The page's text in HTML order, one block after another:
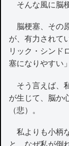
そんな風に脳
脳梗塞、その
が、有力されて
リック・シンド
塞になりやすい
そう言えば、
が生じて、脳か
（悲）。
私よりも小柄
と、なぜ私が倒